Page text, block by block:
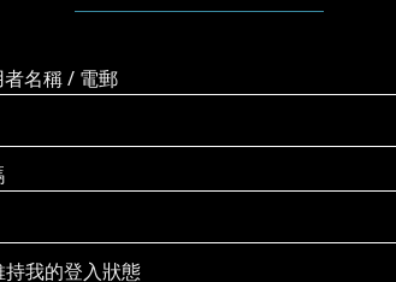
名稱 / 電郵
我的登入狀態